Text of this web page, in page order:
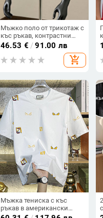
Мъжко поло от трикотаж с
къс ръкав, контрастни
ивици, стил Old Money,
полуцип и яка polo, тясна
кройка, дишаща материя
46.53 € /91.00 лв
add_shopping_cart
Мъжка тениска с къс
ръкав в американски
стил, луксозен